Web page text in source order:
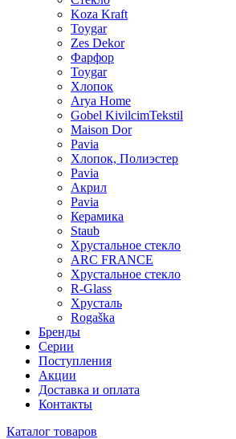
Koza Kraft
Toygar
Zes Dekor
Фарфор
Toygar
Хлопок
Arya Home
Gobel KivilcimTekstil
Maison Dor
Pavia
Хлопок, Полиэстер
Pavia
Акрил
Pavia
Керамика
Staub
Хрустальное стекло
ARC FRANCE
Хрустальное стекло
R-Glass
Хрусталь
Rogaška
Бренды
Серии
Поступления
Акции
Доставка и оплата
Контакты
Каталог товаров